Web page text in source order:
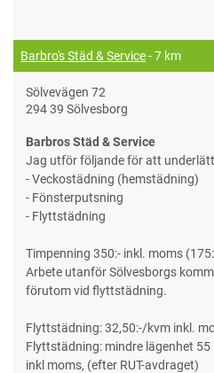
Barbro's Städ & Service- 7 km
Sölvevägen 72
294 39 Sölvesborg
Barbros Städ & Service
Jag utför följande för att
- Veckostädning (hemstädning)
- Fönsterputsning
- Flyttstädning
Timpenning 350:- inkl. moms
Arbete utanför Sölvesborgs
förutom vid flyttstädning.
Flyttstädning: 32,50:-/kvm inkl.
Flyttstädning: mindre lägenhet
inkl moms, (efter RUT-avdraget)